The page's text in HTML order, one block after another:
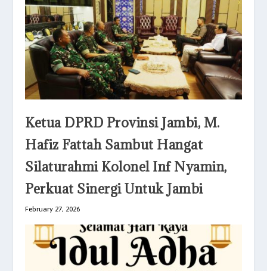
Ketua DPRD Provinsi Jambi, M.
Hafiz Fattah Sambut Hangat
Silaturahmi Kolonel Inf Nyamin,
Perkuat Sinergi Untuk Jambi
February 27, 2026